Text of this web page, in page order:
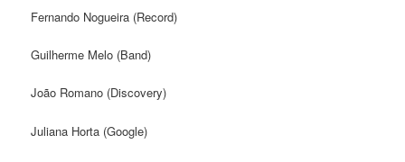
Fernando Nogueira (Record)
Guilherme Melo (Band)
João Romano (Discovery)
Juliana Horta (Google)